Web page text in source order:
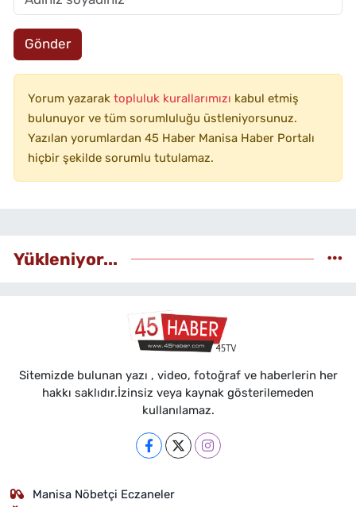
Gönder
Yorum yazarak topluluk kurallarımızı kabul etmiş
bulunuyor ve tüm sorumluluğu üstleniyorsunuz.
Yazılan yorumlardan 45 Haber Manisa Haber Portalı
hiçbir şekilde sorumlu tutulamaz.
Yükleniyor...
Sitemizde bulunan yazı , video, fotoğraf ve haberlerin her
hakkı saklıdır.İzinsiz veya kaynak gösterilemeden
kullanılamaz.
Manisa Nöbetçi Eczaneler